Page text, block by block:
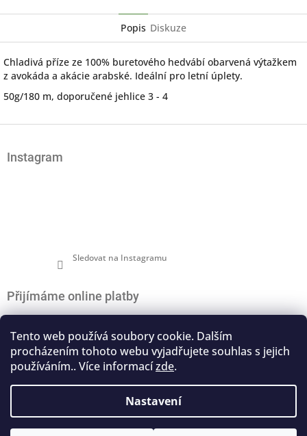
Tento web používá soubory cookie. Dalším
procházením tohoto webu vyjadřujete souhlas s jejich
používáním.. Více informacízde.
Nastavení
Popis Diskuze
Chladivá příze ze 100% buretového hedvábí obarvená výtažkem
z avokáda a akácie arabské. Ideální pro letní úplety.
50g/180 m, doporučené jehlice 3 - 4
Instagram
Sledovat na Instagramu
Přijímáme online platby
Nákupní košík
0ks /0 Kč